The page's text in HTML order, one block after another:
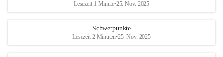
Lesezeit 1 Minute•25. Nov. 2025
Schwerpunkte
Lesezeit 2 Minuten•25. Nov. 2025